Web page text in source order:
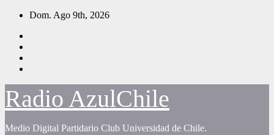
Saltar
contenido
Dom. Ago 9th, 2026
Radio AzulChile
Medio Digital Partidario Club Universidad de Chile.